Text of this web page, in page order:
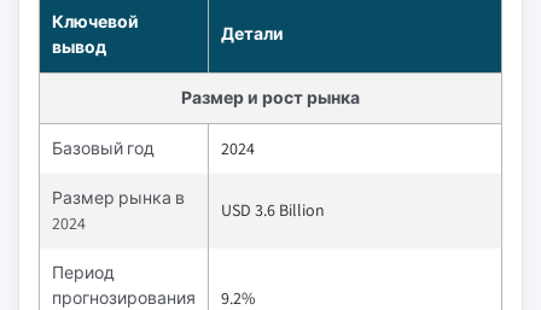
Ключевой
вывод
Детали
Размер и рост рынка
Базовый год 2024
Размер рынка в
2024
USD 3.6 Billion
Период
прогнозирования
9.2%